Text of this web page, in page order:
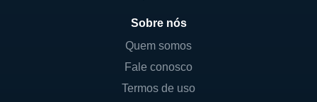
Sobre nós
Quem somos
Fale conosco
Termos de uso